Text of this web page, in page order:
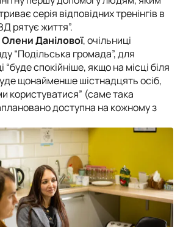
серія відповідних тренінгів в
рятує життя”.
Олени Данілової, очільниці
“Подільська громада”, для
“буде спокійніше, якщо на місці біля
щонайменше шістнадцять осіб,
користуватися” (саме така
доступна на кожному з